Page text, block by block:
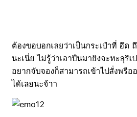
ต้องขอบอกเลยว่าเป็นกระเป๋าที่ อึด
นะเนี่ย ไม่รู้ว่าเอาปืนมายิงจะทะลุรึเ
อยากจับจองก็สามารถเข้าไปสั่งพรีอ
ได้เลยนะจ้าา